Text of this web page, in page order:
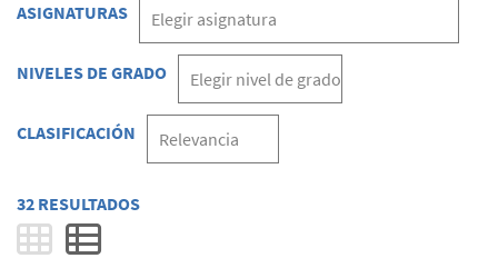
ASIGNATURAS
NIVELES DE GRADO
CLASIFICACIÓN
32 RESULTADOS